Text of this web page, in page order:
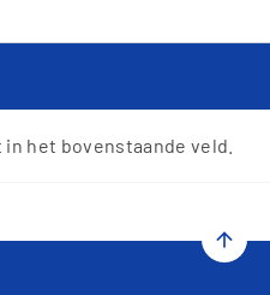
het bovenstaande veld.
arrow_upward